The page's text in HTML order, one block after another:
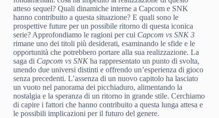
atteso sequel? Quali dinamiche interne a Capcom e SNK
hanno contribuito a questa situazione? E quali sono le
prospettive future per un possibile ritorno di questa iconica
serie? Approfondiamo le ragioni per cui Capcom vs SNK 3
rimane uno dei titoli più desiderati, esaminando le sfide e le
opportunità che potrebbero portare alla sua realizzazione. La
saga di Capcom vs SNKha rappresentato un punto di svolta,
unendo due universi distinti e offrendo un’esperienza di gioco
senza precedenti. L’assenza di un nuovo capitolo ha lasciato
un vuoto nel panorama dei picchiaduro, alimentando la
nostalgia e la speranza di un ritorno in grande stile. Cerchiamo
di capire i fattori che hanno contribuito a questa lunga attesa e
le possibili implicazioni per il futuro del genere.